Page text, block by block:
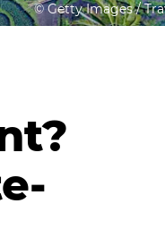
©Getty Images /